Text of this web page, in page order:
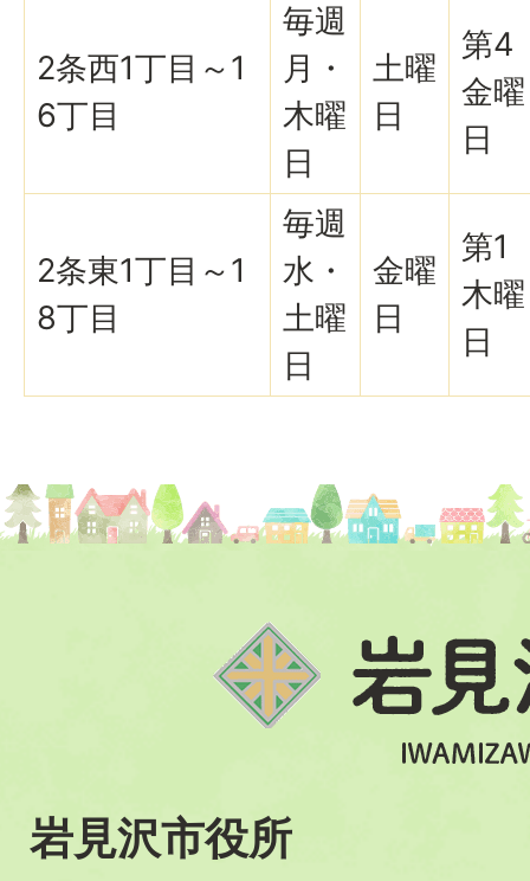
2条西1丁目～1
6丁目
毎週
月・
木曜
日
土曜
日
第4
金曜
日
2条東1丁目～1
8丁目
毎週
水・
土曜
日
金曜
日
第1
木曜
日
岩見沢市役所